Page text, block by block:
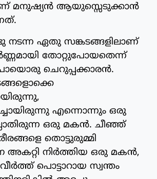
മനുഷ്യന്‍ ആയുസ്സെടുക്കാന്‍
ഏതു സങ്കടങ്ങളിലാണ്
തോറ്റുപോയതെന്ന്
പോയൊരു ചെറുപ്പക്കാരന്‍.
എന്നൊന്നും ഒരു
ഒരു മകന്‍. ചീഞ്ഞ്
തൊട്ടുരുമ്മി
അകറ്റി നിര്‍ത്തിയ ഒരു മകന്‍,
പൊട്ടാറായ സ്വന്തം